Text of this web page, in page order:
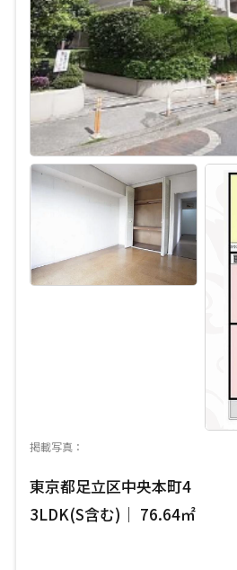
掲載写真：
東京都足立区中央本町4
3LDK(S含む)｜ 76.64㎡